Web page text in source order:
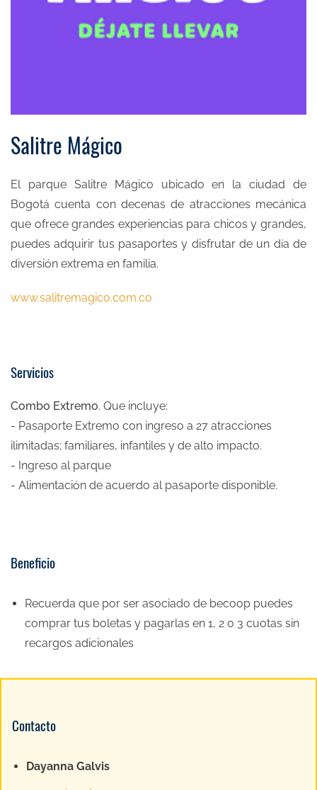
Salitre Mágico
El parque Salitre Mágico ubicado en la ciudad de
Bogotá cuenta con decenas de atracciones mecánica
que ofrece grandes experiencias para chicos y grandes,
puedes adquirir tus pasaportes y disfrutar de un día de
diversión extrema en familia.
www.salitremagico.com.co
Servicios
Combo Extremo. Que incluye:
- Pasaporte Extremo con ingreso a 27 atracciones
ilimitadas; familiares, infantiles y de alto impacto.
- Ingreso al parque
- Alimentación de acuerdo al pasaporte disponible.
Beneficio
Recuerda que por ser asociado de becoop puedes
comprar tus boletas y pagarlas en 1, 2 o 3 cuotas sin
recargos adicionales
Contacto
Dayanna Galvis